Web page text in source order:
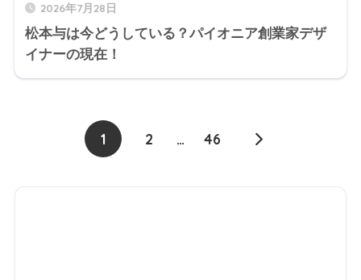
2026年7月28日
松本与は今どうしている？パイオニア創業家デザ
イナーの現在！
1 2 … 46